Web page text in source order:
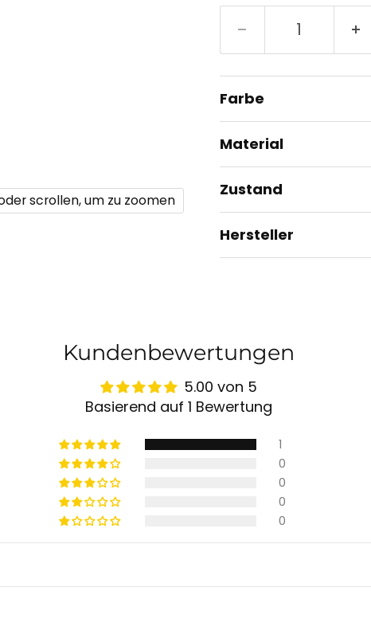
scrollen, um zu zoomen
Farbe
Material
Zustand
Hersteller
Kundenbewertungen
5.00 von 5
Basierend auf 1 Bewertung
1
0
0
0
0